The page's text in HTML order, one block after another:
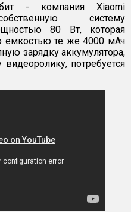
- компания Xiaomi
систему
80 Вт, которая
емкостью те же 4000 мАч
зарядку аккумулятора,
потребуется